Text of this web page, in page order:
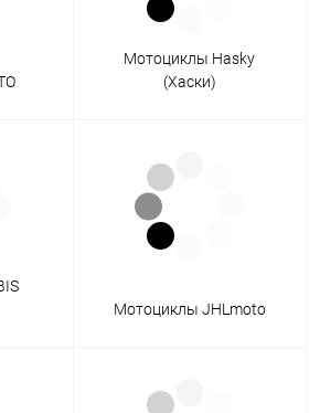
Мотоциклы Hasky
(Хаски)
Мотоциклы JHLmoto